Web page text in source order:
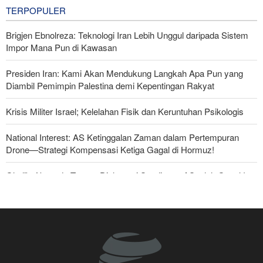
TERPOPULER
Brigjen Ebnolreza: Teknologi Iran Lebih Unggul daripada Sistem
Impor Mana Pun di Kawasan
Presiden Iran: Kami Akan Mendukung Langkah Apa Pun yang
Diambil Pemimpin Palestina demi Kepentingan Rakyat
Krisis Militer Israel; Kelelahan Fisik dan Keruntuhan Psikologis
National Interest: AS Ketinggalan Zaman dalam Pertempuran
Drone—Strategi Kompensasi Ketiga Gagal di Hormuz!
Ghalibaf kepada Trump: Diplomasi Sandiwara AS telah Gagal !
The Economist: Kesepakatan dengan Iran Opsi Realistis Akhiri